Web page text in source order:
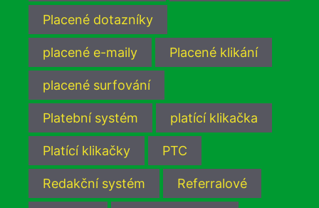
Placené dotazníky
placené e-maily Placené klikání
placené surfování
Platební systém platící klikačka
Platící klikačky PTC
Redakční systém Referralové